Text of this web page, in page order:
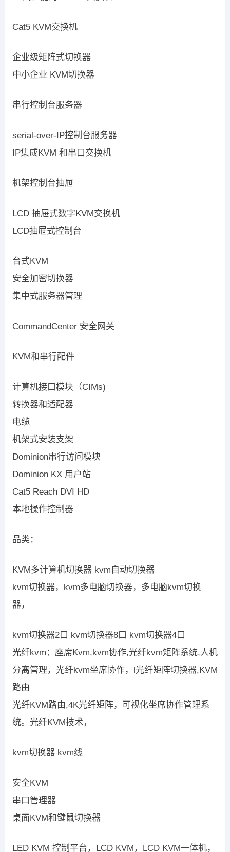
Cat5 KVM交换机
企业级矩阵式切换器
中小企业 KVM切换器
串行控制台服务器
serial-over-IP控制台服务器
IP集成KVM 和串口交换机
机架控制台抽屉
LCD 抽屉式数字KVM交换机
LCD抽屉式控制台
台式KVM
安全加密切换器
集中式服务器管理
CommandCenter 安全网关
KVM和串行配件
计算机接口模块（CIMs)
转换器和适配器
电缆
机架式安装支架
Dominion串行访问模块
Dominion KX 用户站
Cat5 Reach DVI HD
本地操作控制器
品类：
KVM多计算机切换器 kvm自动切换器
kvm切换器，kvm多电脑切换器，多电脑kvm切换
器，
kvm切换器2口 kvm切换器8口 kvm切换器4口
光纤kvm：座席Kvm,kvm协作,光纤kvm矩阵系统,人机
分离管理，光纤kvm坐席协作，l光纤矩阵切换器,KVM
路由
光纤KVM路由,4K光纤矩阵，可视化坐席协作管理系
统。光纤KVM技术，
kvm切换器 kvm线
安全KVM
串口管理器
桌面KVM和键鼠切换器
LED KVM 控制平台，LCD KVM，LCD KVM一体机，